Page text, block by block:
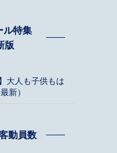
ル特集
版
大人も子供もは
新）
動員数